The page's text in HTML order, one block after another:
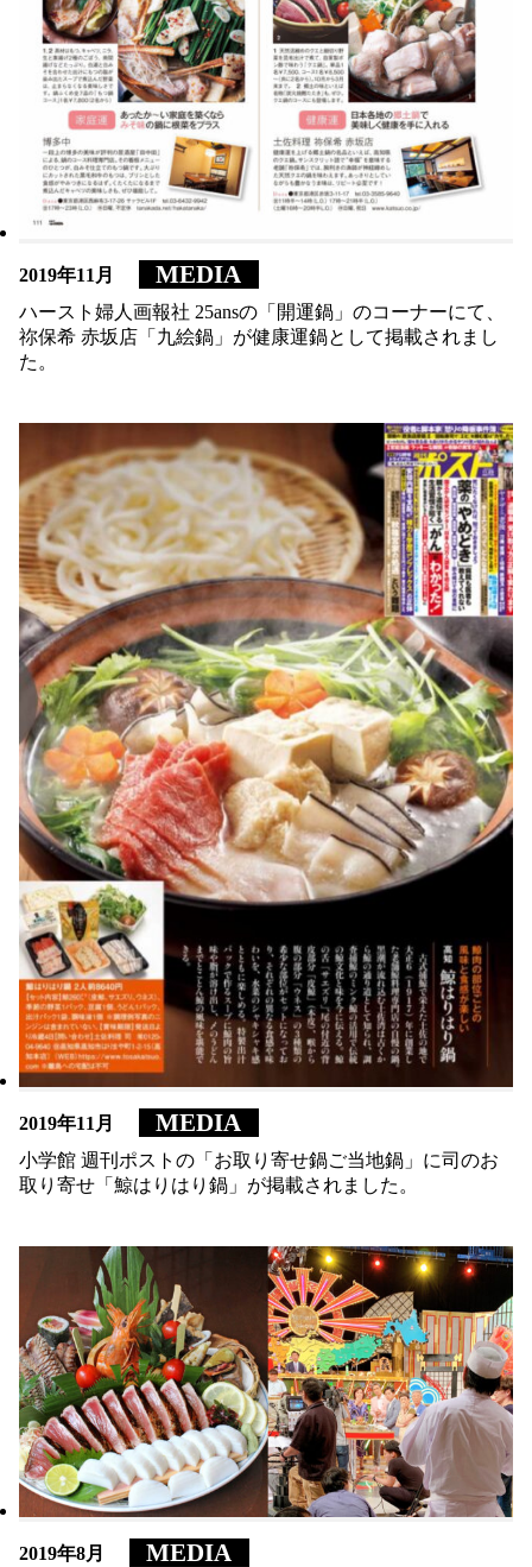
2019年11月 MEDIA
ハースト婦人画報社 25ansの「開運鍋」のコーナーにて、
祢保希 赤坂店「九絵鍋」が健康運鍋として掲載されまし
た。
2019年11月 MEDIA
小学館 週刊ポストの「お取り寄せ鍋ご当地鍋」に司のお
取り寄せ「鯨はりはり鍋」が掲載されました。
2019年8月 MEDIA
2019年11月 MEDIA
ハースト婦人画報社 25ansの「開運鍋」のコーナーにて、
祢保希 赤坂店「九絵鍋」が健康運鍋として掲載されまし
た。
2019年11月 MEDIA
小学館 週刊ポストの「お取り寄せ鍋ご当地鍋」に司のお
取り寄せ「鯨はりはり鍋」が掲載されました。
2019年8月 MEDIA